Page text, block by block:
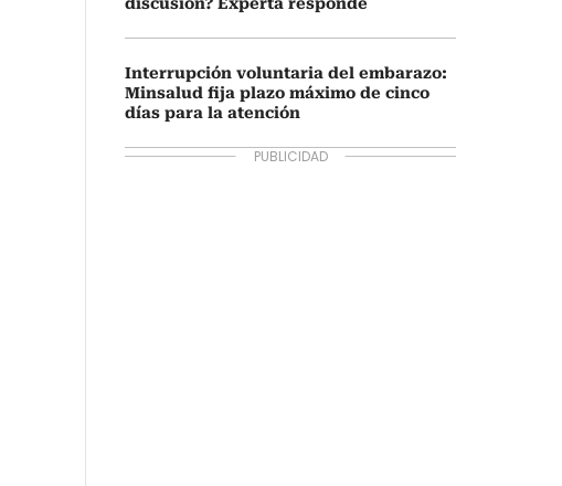
Interrupción voluntaria del embarazo:
Minsalud fija plazo máximo de cinco
días para la atención